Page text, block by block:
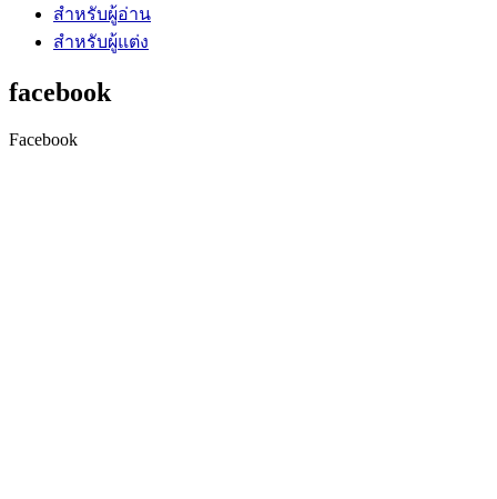
สำหรับผู้อ่าน
สำหรับผู้แต่ง
facebook
Facebook